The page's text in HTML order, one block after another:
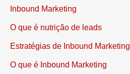
Inbound Marketing
O que é nutrição de leads
Estratégias de Inbound Marketing
O que é Inbound Marketing